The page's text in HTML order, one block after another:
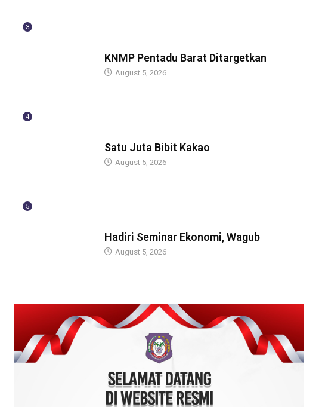
3
KNMP Pentadu Barat Ditargetkan
August 5, 2026
4
Satu Juta Bibit Kakao
August 5, 2026
5
Hadiri Seminar Ekonomi, Wagub
August 5, 2026